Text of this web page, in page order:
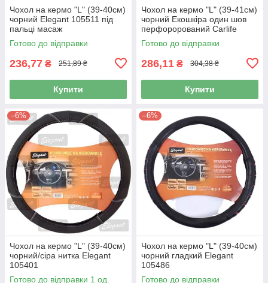
Чохол на кермо "L" (39-40см)
чорний Elegant 105511 під
пальці масаж
Готово до відправки
236,77 ₴ 251,89 ₴
Купити
Чохол на кермо "L" (39-41см)
чорний Екошкіра один шов
перфорорований Carlife
SW141L
Готово до відправки
286,11 ₴ 304,38 ₴
Купити
–6%
Чохол на кермо "L" (39-40см)
чорний/сіра нитка Elegant
105401
Готово до відправки 1 од.
–6%
Чохол на кермо "L" (39-40см)
чорний гладкий Elegant
105486
Готово до відправки